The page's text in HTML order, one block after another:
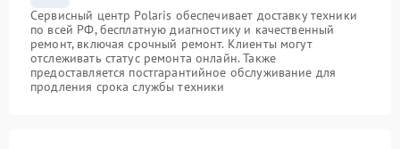
Сервисный центр Polaris обеспечивает доставку техники
по всей РФ, бесплатную диагностику и качественный
ремонт, включая срочный ремонт. Клиенты могут
отслеживать статус ремонта онлайн. Также
предоставляется постгарантийное обслуживание для
продления срока службы техники